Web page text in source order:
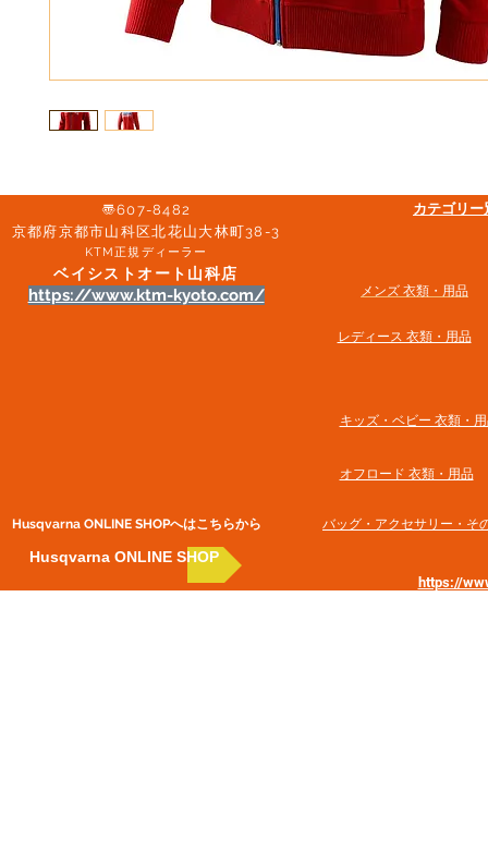
〠607-8482
京都府京都市山科区北花山大林町38-3​
KTM正規ディーラー
ベイシストオート山科店
https://www.ktm-kyoto.com/
Husqvarna ONLINE SHOP​へはこちらから
Husqvarna ONLINE SHOP
カテゴリ
メンズ 衣類・用品
​レディース 衣類・用品
キッズ・ベビー 衣類・
オフロード 衣類・用品
バッグ・アクセサリー・そ
https://